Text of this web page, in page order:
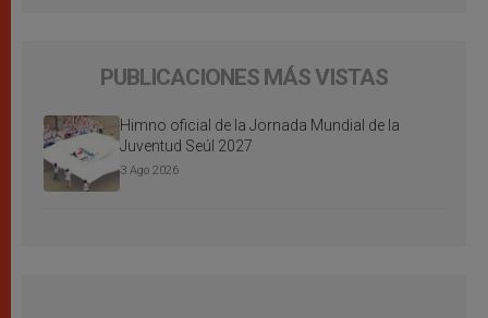
PUBLICACIONES MÁS VISTAS
Himno oficial de la Jornada Mundial de la
Juventud Seúl 2027
3 Ago 2026